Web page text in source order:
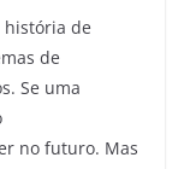
história de
de
Se uma
no futuro. Mas